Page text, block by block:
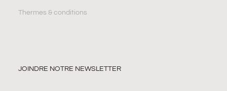
Thermes & conditions
JOINDRE NOTRE NEWSLETTER